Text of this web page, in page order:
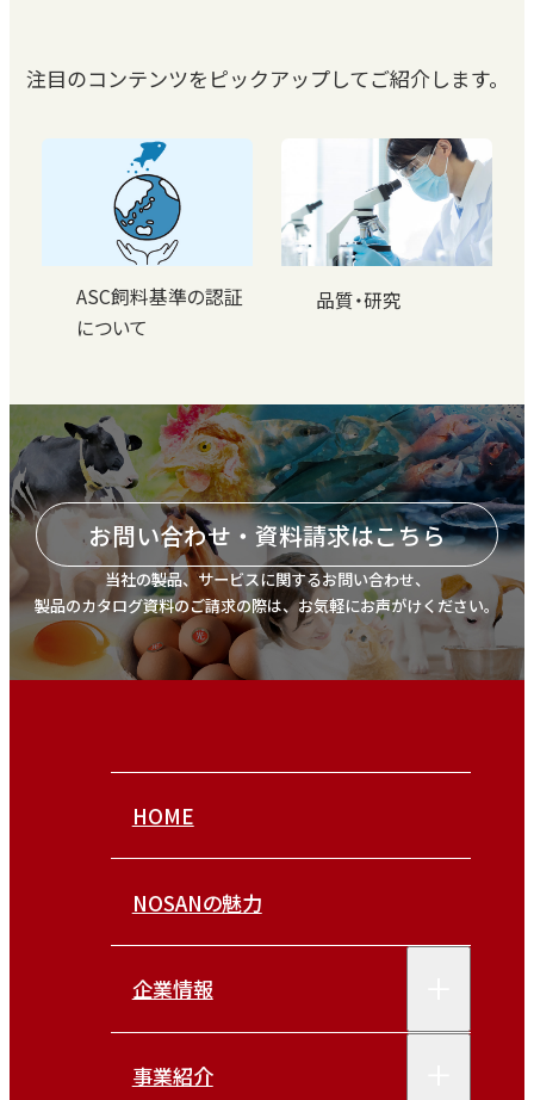
注目のコンテンツをピックアップしてご紹介します。
ASC飼料基準の認証
について
品質・研究
お問い合わせ・資料請求はこちら
当社の製品、サービスに関するお問い合わせ、
製品のカタログ資料のご請求の際は、お気軽にお声がけください。
HOME
NOSANの魅力
企業情報
事業紹介